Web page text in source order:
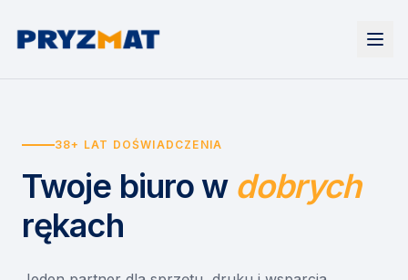
Urządzenia
Drukarki i urządzenia wielofunkcyjne
Etykiety i identyfikacja
Skanery i obieg dokumentów
Monitory interaktywne
Niszczarki dokumentów
Wynajem drukarek
Wynajem urządzeń biurowych
Asystent druku
EZD RP
Misja szkoła
Serwis
O nas
38+ LAT DOŚWIADCZENIA
Twoje biuro w dobrych
rękach